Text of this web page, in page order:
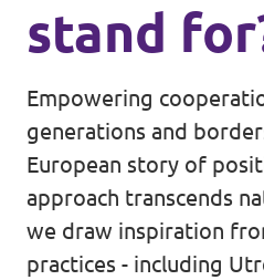
stand
Empowering
generations and
European story of
approach transcends
we draw inspiration
practices - including